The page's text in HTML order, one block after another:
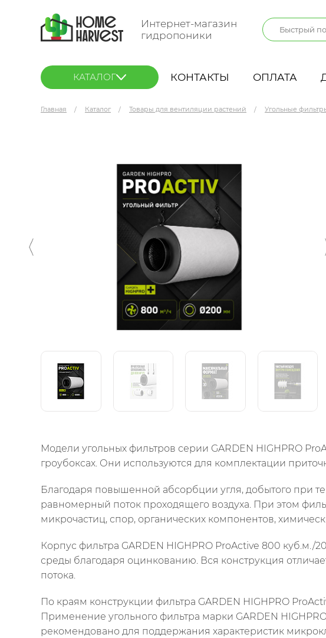
Интернет-магазин
гидропоники
КАТАЛОГ КОНТАКТЫ ОПЛАТА
Главная Каталог Товары для вентиляции растений Угольные
Модели угольных фильтров серии GARDEN HIGHPRO
гроубоксах. Они используются для комплектации
Благодаря повышенной абсорбции угля, добытого при
равномерный поток проходящего воздуха. При этом
микрочастиц, спор, органических компонентов,
Корпус фильтра GARDEN HIGHPRO ProActive 800
среды благодаря оцинкованию. Вся конструкция
потока.
По краям конструкции фильтра GARDEN HIGHPRO
Применение угольного фильтра марки GARDEN
рекомендовано для поддержания характеристик